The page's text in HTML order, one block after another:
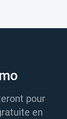
pour
en